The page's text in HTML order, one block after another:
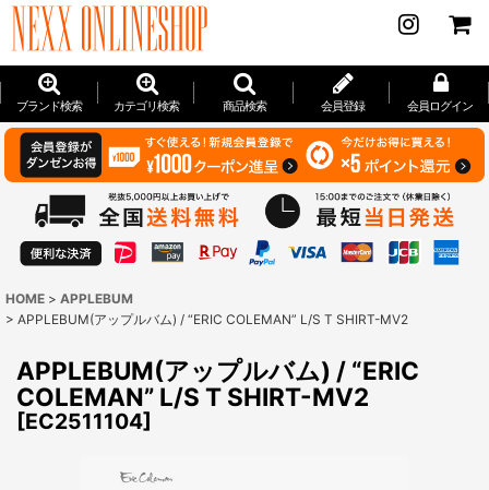
ブランド検索 カテゴリ検索 商品検索 会員登録 会員ログイン
HOME > APPLEBUM
> APPLEBUM(アップルバム) / “ERIC COLEMAN” L/S T SHIRT-MV2
APPLEBUM(アップルバム) / “ERIC
COLEMAN” L/S T SHIRT-MV2
[EC2511104]